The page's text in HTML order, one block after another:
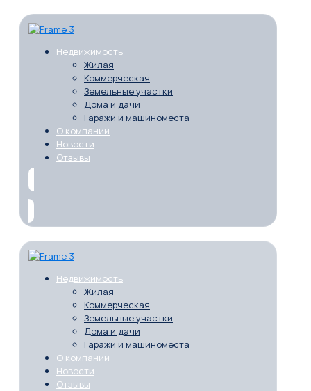
Недвижимость
Жилая
Коммерческая
Земельные участки
Дома и дачи
Гаражи и машиноместа
О компании
Новости
Отзывы
Недвижимость
Жилая
Коммерческая
Земельные участки
Дома и дачи
Гаражи и машиноместа
О компании
Новости
Отзывы